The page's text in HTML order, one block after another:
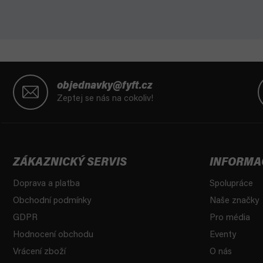
objednavky@fyft.cz
Zeptej se nás na cokoliv!
ZÁKAZNICKÝ SERVIS
Doprava a platba
Obchodní podmínky
GDPR
Hodnocení obchodu
Vrácení zboží
Spolupráce
Naše značky
Pro média
Eventy
O nás